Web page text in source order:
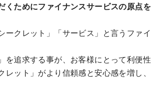
くためにファイナンスサービスの原点
ークレット」「サービス」と言うファ
追求する事が、お客様にとって利便
レット」がより信頼感と安心感を増し